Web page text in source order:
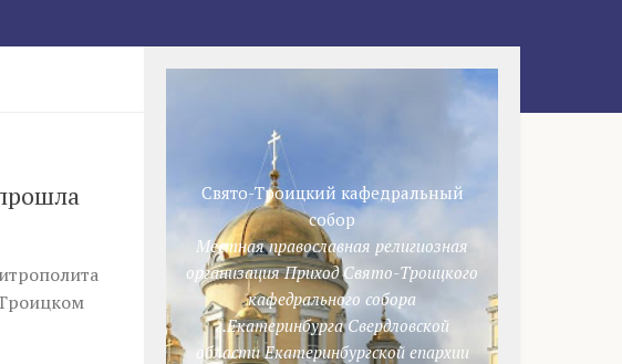
Свято-Троицкий кафедральный
собор
Местная православная религиозная
организация Приход Свято-Троицкого
кафедрального собора
г.Екатеринбурга Свердловской
области Екатеринбургской епархии